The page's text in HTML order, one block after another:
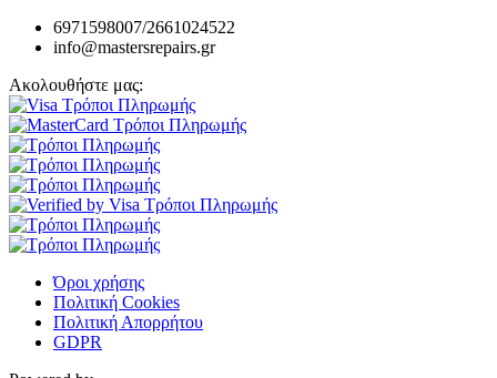
6971598007/2661024522
info@mastersrepairs.gr
Ακολουθήστε μας:
Όροι χρήσης
Πολιτική Cookies
Πολιτική Απορρήτου
GDPR